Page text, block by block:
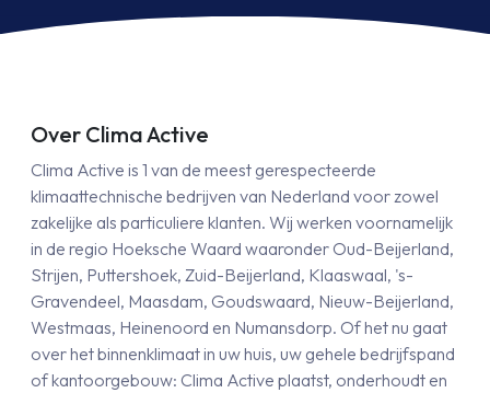
Over Clima Active
Clima Active is 1 van de meest gerespecteerde
klimaattechnische bedrijven van Nederland voor zowel
zakelijke als particuliere klanten. Wij werken voornamelijk
in de regio Hoeksche Waard waaronder Oud-Beijerland,
Strijen, Puttershoek, Zuid-Beijerland, Klaaswaal, 's-
Gravendeel, Maasdam, Goudswaard, Nieuw-Beijerland,
Westmaas, Heinenoord en Numansdorp. Of het nu gaat
over het binnenklimaat in uw huis, uw gehele bedrijfspand
of kantoorgebouw: Clima Active plaatst, onderhoudt en